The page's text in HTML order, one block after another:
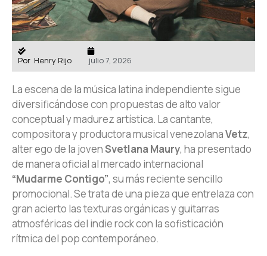
Por Henry Rijo julio 7, 2026
La escena de la música latina independiente sigue
diversificándose con propuestas de alto valor
conceptual y madurez artística. La cantante,
compositora y productora musical venezolanaVetz,
alter ego de la jovenSvetlana Maury, ha presentado
de manera oficial al mercado internacional
“Mudarme Contigo”, su más reciente sencillo
promocional. Se trata de una pieza que entrelaza con
gran acierto las texturas orgánicas y guitarras
atmosféricas del indie rock con la sofisticación
rítmica del pop contemporáneo.